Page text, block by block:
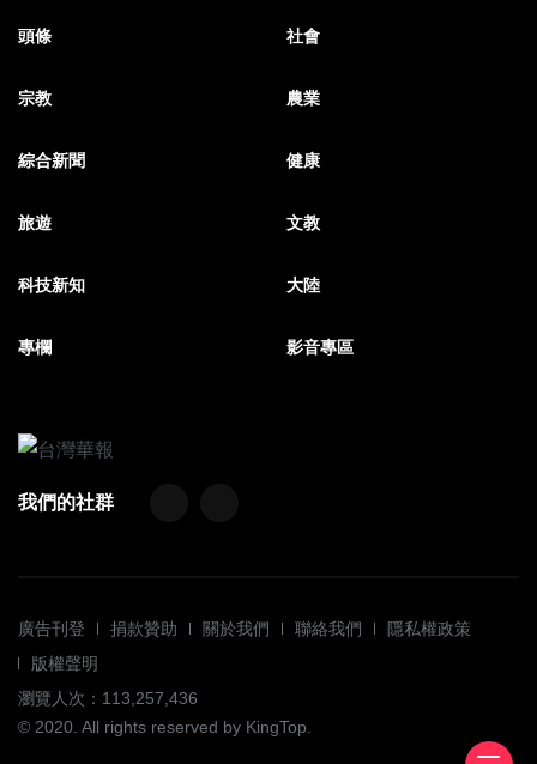
頭條 社會
宗教 農業
綜合新聞 健康
旅遊 文教
科技新知 大陸
專欄 影音專區
我們的社群
廣告刊登 捐款贊助 關於我們 聯絡我們
隱私權政策
版權聲明
瀏覽人次：113,257,436
© 2020. All rights reserved by KingTop.